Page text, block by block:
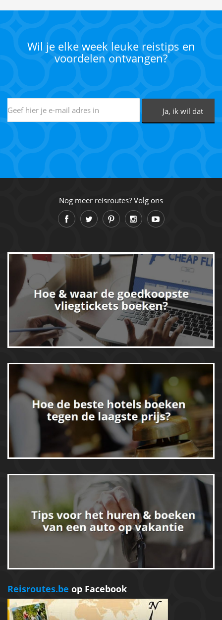
Wil je elke week leuke reistips en
voordelen ontvangen?
Nog meer reisroutes? Volg ons
Reisroutes.be op Facebook